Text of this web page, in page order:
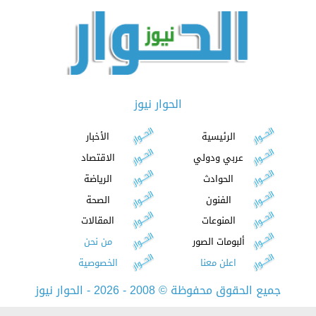
الحوار نيوز
الرئيسية
الأخبار
عربي ودولي
الاقتصاد
الحوادث
الرياضة
الفنون
الصحة
المنوعات
المقالات
ألبومات الصور
من نحن
اعلن معنا
الخصوصية
جميع الحقوق محفوظة©